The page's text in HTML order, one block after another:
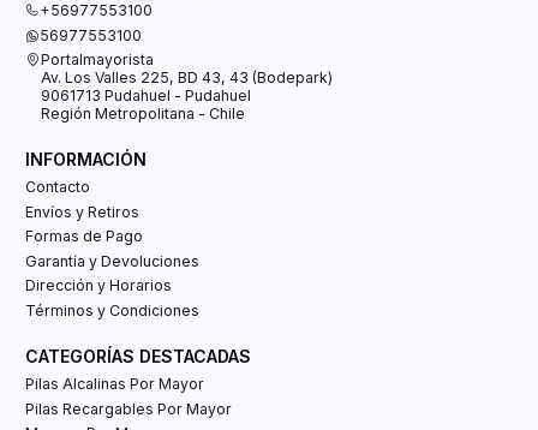
+56977553100
56977553100
Portalmayorista
Av. Los Valles 225, BD 43, 43 (Bodepark)
9061713 Pudahuel - Pudahuel
Región Metropolitana - Chile
INFORMACIÓN
Contacto
Envíos y Retiros
Formas de Pago
Garantía y Devoluciones
Dirección y Horarios
Términos y Condiciones
CATEGORÍAS DESTACADAS
Pilas Alcalinas Por Mayor
Pilas Recargables Por Mayor